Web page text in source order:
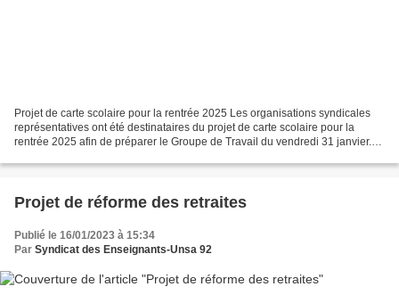
Projet de carte scolaire pour la rentrée 2025 Les organisations syndicales
représentatives ont été destinataires du projet de carte scolaire pour la
rentrée 2025 afin de préparer le Groupe de Travail du vendredi 31 janvier.
Projet de réforme des retraites
Publié le 16/01/2023 à 15:34
Par Syndicat des Enseignants-Unsa 92